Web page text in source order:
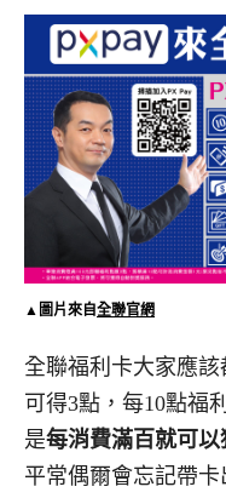
▲圖片來自全聯官網
全聯福利卡大家應
可得3點，每10點福
是每消費滿百就可以
平常偶爾會忘記帶